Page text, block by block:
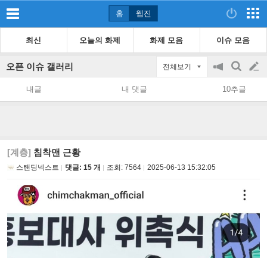
홈 웹진
최신 오늘의 화제 화제 모음 이슈 모음
오픈 이슈 갤러리 전체보기
공
지
on/off
검
색
글
쓰
내글 내 댓글 10추글
[계층] 침착맨 근황
스탠딩넥스트 댓글: 15 개 조회: 7564 2025-06-13 15:32:05